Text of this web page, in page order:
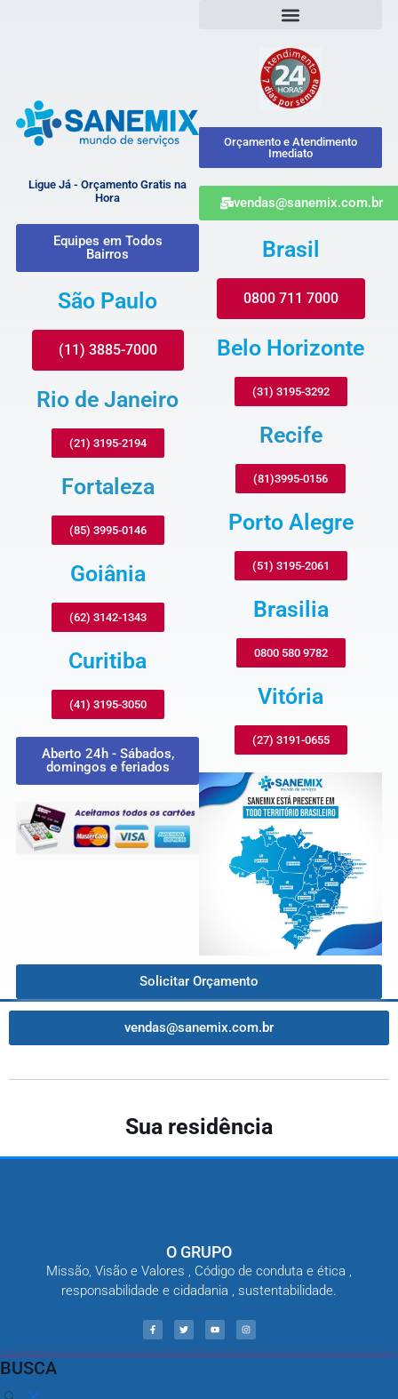
Ligue Já - Orçamento Gratis na
Hora
Equipes em Todos
Bairros
São Paulo
(11) 3885-7000
Rio de Janeiro
(21) 3195-2194
Fortaleza
(85) 3995-0146
Goiânia
(62) 3142-1343
Curitiba
(41) 3195-3050
Aberto 24h - Sábados,
domingos e feriados
Orçamento e Atendimento
Imediato
vendas@sanemix.com.br
Brasil
0800 711 7000
Belo Horizonte
(31) 3195-3292
Recife
(81)3995-0156
Porto Alegre
(51) 3195-2061
Brasilia
0800 580 9782
Vitória
(27) 3191-0655
Solicitar Orçamento
vendas@sanemix.com.br
Sua residência
O GRUPO
Missão, Visão e Valores , Código de conduta e ética ,
responsabilidade e cidadania , sustentabilidade.
BUSCA